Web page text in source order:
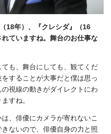
年）、『クレシダ』（16
ていますね。舞台のお仕事な
も、舞台にしても、観てくだ
することが大事だと僕は思っ
視線の動きがダイレクトにわ
すね。
、俳優にカメラが寄れないこ
ないので、俳優自身の力と照